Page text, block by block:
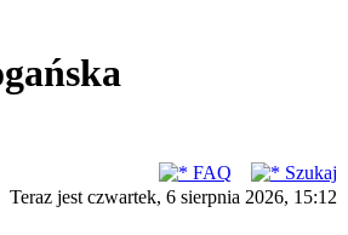
FAQ
Szukaj
Teraz jest czwartek, 6 sierpnia 2026, 15:12